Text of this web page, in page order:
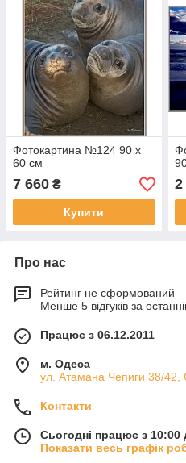
Фотокартина №124 90 х
60 см
7 660 ₴
Купити
2
Про нас
Рейтинг не сформований
Менше 5 відгуків за
Працює з 06.12.2011
м. Одеса
ул. Атамана Чепиги 38/42,
Контакти
Сьогодні працює з 10:00
Показати весь графік